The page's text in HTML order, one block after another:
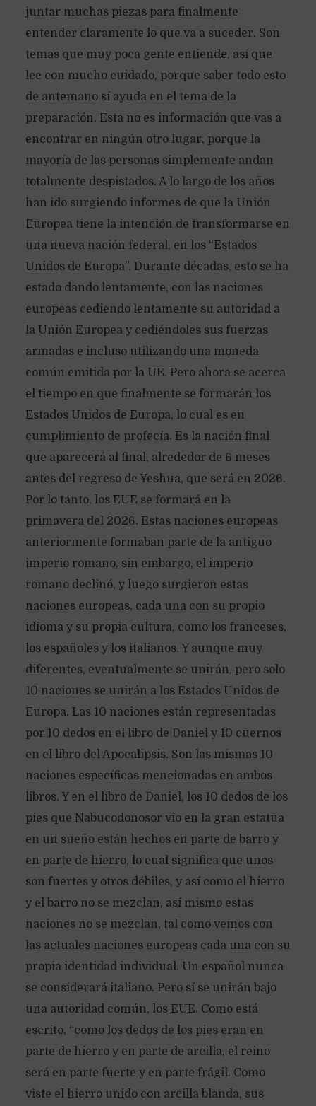
juntar muchas piezas para finalmente
entender claramente lo que va a suceder. Son
temas que muy poca gente entiende, así que
lee con mucho cuidado, porque saber todo esto
de antemano sí ayuda en el tema de la
preparación. Esta no es información que vas a
encontrar en ningún otro lugar, porque la
mayoría de las personas simplemente andan
totalmente despistados. A lo largo de los años
han ido surgiendo informes de que la Unión
Europea tiene la intención de transformarse en
una nueva nación federal, en los “Estados
Unidos de Europa”. Durante décadas, esto se ha
estado dando lentamente, con las naciones
europeas cediendo lentamente su autoridad a
la Unión Europea y cediéndoles sus fuerzas
armadas e incluso utilizando una moneda
común emitida por la UE. Pero ahora se acerca
el tiempo en que finalmente se formarán los
Estados Unidos de Europa, lo cual es en
cumplimiento de profecía. Es la nación final
que aparecerá al final, alrededor de 6 meses
antes del regreso de Yeshua, que será en 2026.
Por lo tanto, los EUE se formará en la
primavera del 2026. Estas naciones europeas
anteriormente formaban parte de la antiguo
imperio romano, sin embargo, el imperio
romano declinó, y luego surgieron estas
naciones europeas, cada una con su propio
idioma y su propia cultura, como los franceses,
los españoles y los italianos. Y aunque muy
diferentes, eventualmente se unirán, pero solo
10 naciones se unirán a los Estados Unidos de
Europa. Las 10 naciones están representadas
por 10 dedos en el libro de Daniel y 10 cuernos
en el libro del Apocalipsis. Son las mismas 10
naciones específicas mencionadas en ambos
libros. Y en el libro de Daniel, los 10 dedos de los
pies que Nabucodonosor vio en la gran estatua
en un sueño están hechos en parte de barro y
en parte de hierro, lo cual significa que unos
son fuertes y otros débiles, y así como el hierro
y el barro no se mezclan, así mismo estas
naciones no se mezclan, tal como vemos con
las actuales naciones europeas cada una con su
propia identidad individual. Un español nunca
se considerará italiano. Pero sí se unirán bajo
una autoridad común, los EUE. Como está
escrito, “como los dedos de los pies eran en
parte de hierro y en parte de arcilla, el reino
será en parte fuerte y en parte frágil. Como
viste el hierro unido con arcilla blanda, sus